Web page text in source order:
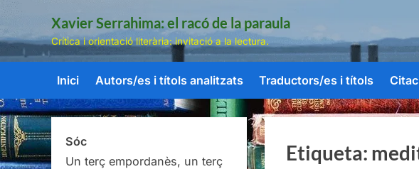
Skip
content
Xavier Serrahima: el racó de la paraula
Crítica i orientació literària: invitació a la lectura.
Inici Autors/es i títols analitzats Traductors/es i títols
Etiqueta:
Sóc
Un terç empordanès, un terç